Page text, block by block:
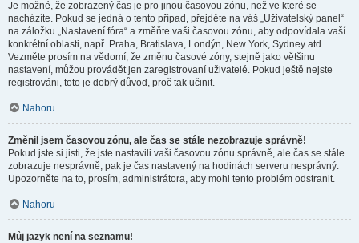
Je možné, že zobrazený čas je pro jinou časovou zónu, než ve které se
nacházíte. Pokud se jedná o tento případ, přejděte na váš „Uživatelský panel“
na záložku „Nastavení fóra“ a změňte vaši časovou zónu, aby odpovídala vaší
konkrétní oblasti, např. Praha, Bratislava, Londýn, New York, Sydney atd.
Vezměte prosím na vědomí, že změnu časové zóny, stejně jako většinu
nastavení, můžou provádět jen zaregistrovaní uživatelé. Pokud ještě nejste
registrováni, toto je dobrý důvod, proč tak učinit.
Nahoru
Změnil jsem časovou zónu, ale čas se stále nezobrazuje správně!
Pokud jste si jisti, že jste nastavili vaši časovou zónu správně, ale čas se stále
zobrazuje nesprávně, pak je čas nastavený na hodinách serveru nesprávný.
Upozorněte na to, prosím, administrátora, aby mohl tento problém odstranit.
Nahoru
Můj jazyk není na seznamu!